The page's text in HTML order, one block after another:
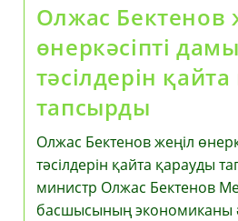
Олжас Бектенов
өнеркәсіпті
тәсілдерін
тапсырды
Олжас Бектенов жеңіл
тәсілдерін қайта қарауды
министр Олжас Бектенов
басшысының экономиканы